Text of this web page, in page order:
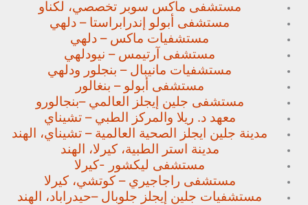
مستشفى ماكس سوبر تخصصي، لكناو
مستشفى أبولو إندرابراستا – دلهي
مستشفيات ماكس – دلهي
مستشفى آرتيمس – نيودلهي
مستشفيات مانيبال – بنجلور ودلهي
مستشفى أبولو – بنغالور
مستشفى جلين إيجلز العالمي –بنجالورو
معهد د. ريلا والمركز الطبي – تشيناي
مدينة جلين ايجلز الصحية العالمية – تشيناي، الهند
مدينة استر الطبية، كيرلا، الهند
مستشفى ليكشور -كيرلا
مستشفى راجاجيري – كوتشي، كيرلا
مستشفيات جلين إيجلز جلوبال –حيدراباد، الهند